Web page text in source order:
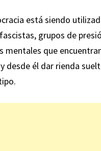
está siendo
grupos de
mentales que
desde él dar rienda